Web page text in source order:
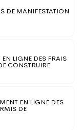
DE MANIFESTATION
LIGNE DES FRAIS
CONSTRUIRE
EN LIGNE DES
DE